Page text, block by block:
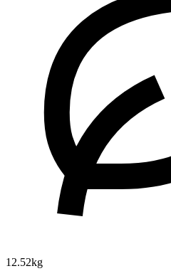
12.52kg